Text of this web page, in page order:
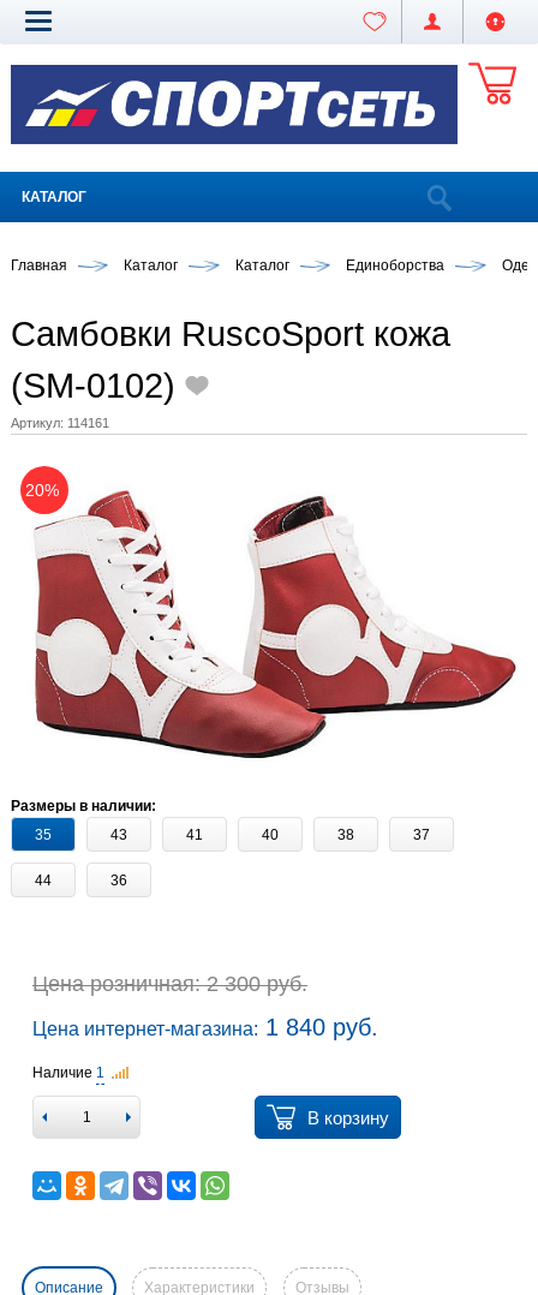
КАТАЛОГ
Главная Каталог Каталог Единоборства
Самбовки RuscoSport кожа
(SM-0102)
Артикул: 114161
20%
Размеры в наличии:
35
43 41 40 38 37
44 36
Цена розничная: 2 300 руб.
Цена интернет-магазина: 1 840 руб.
Наличие 1
В корзину
Описание Характеристики Отзывы